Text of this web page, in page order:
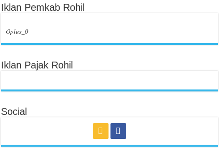
Iklan Pemkab Rohil
Oplus_0
Iklan Pajak Rohil
Social